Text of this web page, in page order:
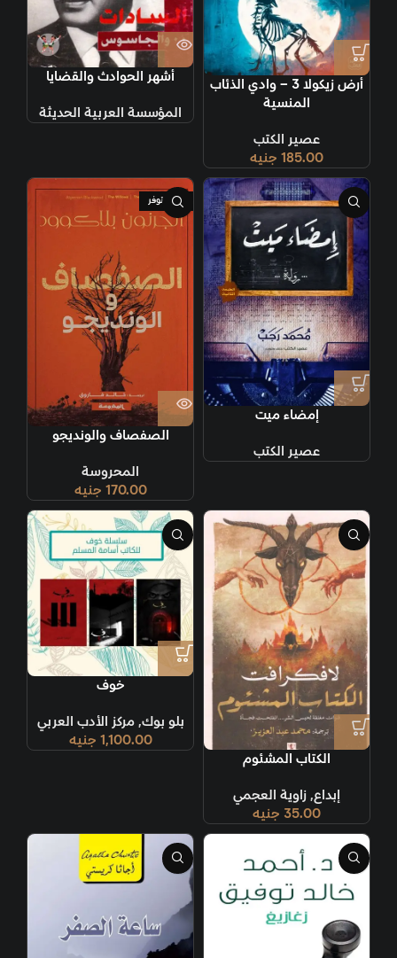
أرض زيكولا 3 – وادي الذئاب
المنسية
عصير الكتب
185.00 جنيه
أشهر الحوادث والقضايا
المؤسسة العربية الحديثة
إمضاء ميت
عصير الكتب
غير متوفر
الصفصاف والونديجو
المحروسة
170.00 جنيه
الكتاب المشئوم
إبداع, زاوية العجمي
35.00 جنيه
خوف
بلو بوك,مركز الأدب العربي
1,100.00 جنيه